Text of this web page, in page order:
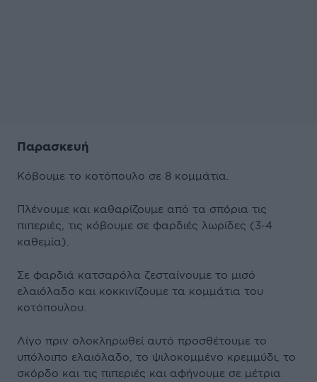
Παρασκευή
Κόβουμε το κοτόπουλο σε 8 κομμάτια.
Πλένουμε και καθαρίζουμε από τα σπόρια τις
πιπεριές, τις κόβουμε σε φαρδιές λωρίδες (3-4
καθεμία).
Σε φαρδιά κατσαρόλα ζεσταίνουμε το μισό
ελαιόλαδο και κοκκινίζουμε τα κομμάτια του
κοτόπουλου.
Λίγο πριν ολοκληρωθεί αυτό προσθέτουμε το
υπόλοιπο ελαιόλαδο, το ψιλοκομμένο κρεμμύδι, το
σκόρδο και τις πιπεριές και αφήνουμε σε μέτρια